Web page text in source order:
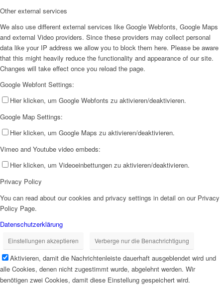
Other external services
We also use different external services like Google Webfonts, Google Maps
and external Video providers. Since these providers may collect personal
data like your IP address we allow you to block them here. Please be aware
that this might heavily reduce the functionality and appearance of our site.
Changes will take effect once you reload the page.
Google Webfont Settings:
Hier klicken, um Google Webfonts zu aktivieren/deaktivieren.
Google Map Settings:
Hier klicken, um Google Maps zu aktivieren/deaktivieren.
Vimeo and Youtube video embeds:
Hier klicken, um Videoeinbettungen zu aktivieren/deaktivieren.
Privacy Policy
You can read about our cookies and privacy settings in detail on our Privacy
Policy Page.
Datenschutzerklärung
Einstellungen akzeptieren Verberge nur die Benachrichtigung
Aktivieren, damit die Nachrichtenleiste dauerhaft ausgeblendet wird und
alle Cookies, denen nicht zugestimmt wurde, abgelehnt werden. Wir
benötigen zwei Cookies, damit diese Einstellung gespeichert wird.